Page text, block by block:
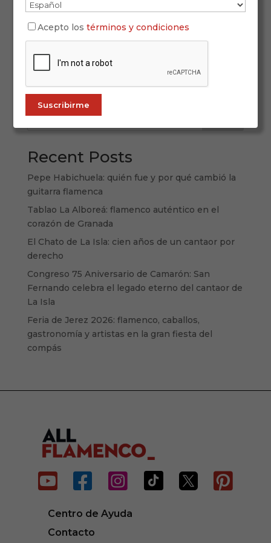
La moda flamenca vuelve a convertir a Sevilla en
SIMOF. Del 29 de enero al 1 de febrero de 2026,
reunirá a diseñadores, artesanos, modelos,
artistas y amantes del flamenco en una...
Recent Posts
Pepe Habichuela: quién fue y por qué cambió la
guitarra flamenca
Tablao La Alboreá: flamenco auténtico en el
corazón de Granada
El Chato de La Isla: cien años de un cantaor por
derecho
Congreso 75 Aniversario de Camarón: San
Fernando celebra el legado eterno del cantaor de
La Isla
Feria de Jerez 2026: flamenco, caballos,
gastronomía y artistas en la gran fiesta del
compás
     
Centro de Ayuda
Contacto
Acepto lostérminos y condiciones